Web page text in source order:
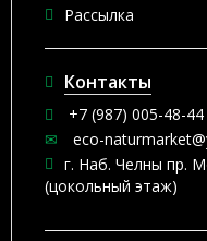
Рассылка
Контакты
+7 (987) 005-48-44
eco-
г. Наб. Челны пр.
(цокольный этаж)